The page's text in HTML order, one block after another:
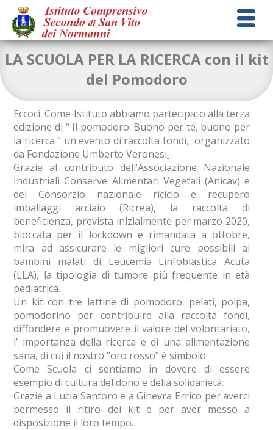
LA SCUOLA PER LA RICERCA con il kit
del Pomodoro
Eccoci. Come Istituto abbiamo partecipato alla terza
edizione di “ Il pomodoro. Buono per te, buono per
la ricerca ” un evento di raccolta fondi, organizzato
da Fondazione Umberto Veronesi.
Grazie al contributo dell’Associazione Nazionale
Industriali Conserve Alimentari Vegetali (Anicav) e
del Consorzio nazionale riciclo e recupero
imballaggi acciaio (Ricrea), la raccolta di
beneficienza, prevista inizialmente per marzo 2020,
bloccata per il lockdown e rimandata a ottobre,
mira ad assicurare le migliori cure possibili ai
bambini malati di Leucemia Linfoblastica Acuta
(LLA), la tipologia di tumore più frequente in età
pediatrica.
Un kit con tre lattine di pomodoro: pelati, polpa,
pomodorino per contribuire alla raccolta fondi,
diffondere e promuovere il valore del volontariato,
l’ importanza della ricerca e di una alimentazione
sana, di cui il nostro “oro rosso” è simbolo.
Come Scuola ci sentiamo in dovere di essere
esempio di cultura del dono e della solidarietà.
Grazie a Lucia Santoro e a Ginevra Errico per averci
permesso il ritiro dei kit e per aver messo a
disposizione il loro tempo.